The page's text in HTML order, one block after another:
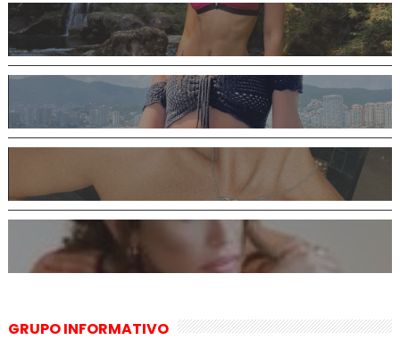
GRUPO INFORMATIVO